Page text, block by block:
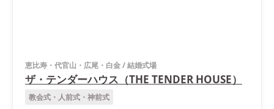
恵比寿・代官山・広尾・白金/結婚式場
ザ・テンダーハウス（THE TENDER HOUSE）
教会式・人前式・神前式